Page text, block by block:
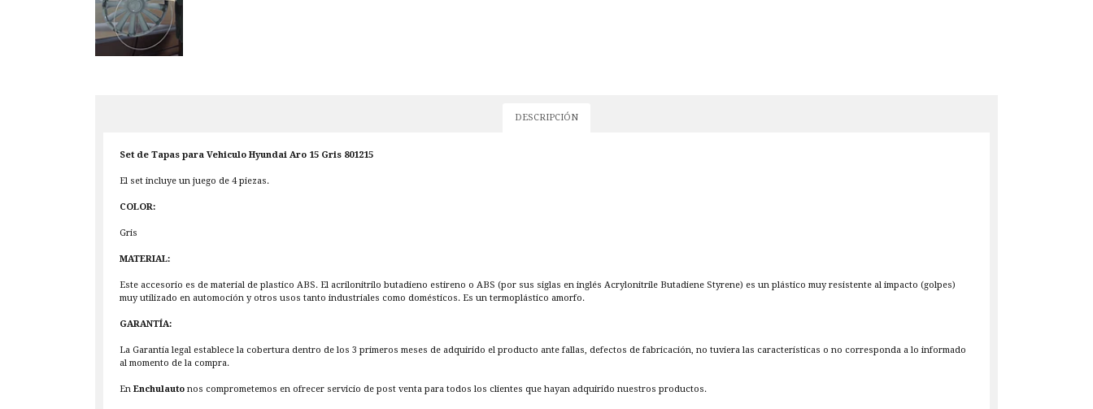
DESCRIPCIÓN
Set de Tapas para Vehiculo Hyundai Aro 15 Gris 801215
El set incluye un juego de 4 piezas.
COLOR:
Gris
MATERIAL:
Este accesorio es de material de plastico ABS. El acrilonitrilo butadieno estireno o ABS (por sus siglas en inglés Acrylonitrile Butadiene Styrene) es un plástico muy resistente al impacto (golpes)
muy utilizado en automoción y otros usos tanto industriales como domésticos. Es un termoplástico amorfo.
GARANTÍA:
La Garantía legal establece la cobertura dentro de los 3 primeros meses de adquirido el producto ante fallas, defectos de fabricación, no tuviera las características o no corresponda a lo informado
al momento de la compra.
En Enchulauto nos comprometemos en ofrecer servicio de post venta para todos los clientes que hayan adquirido nuestros productos.